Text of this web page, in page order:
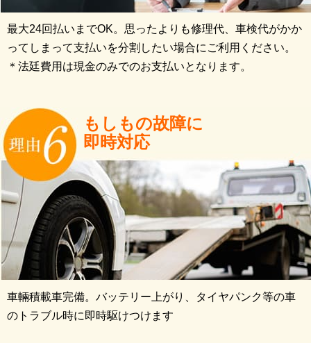
最大24回払いまでOK。思ったよりも修理代、車検代がかか
ってしまって支払いを分割したい場合にご利用ください。
＊法廷費用は現金のみでのお支払いとなります。
もしもの故障に
即時対応
車輛積載車完備。バッテリー上がり、タイヤパンク等の車
のトラブル時に即時駆けつけます